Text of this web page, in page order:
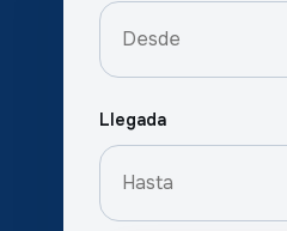
Llegada